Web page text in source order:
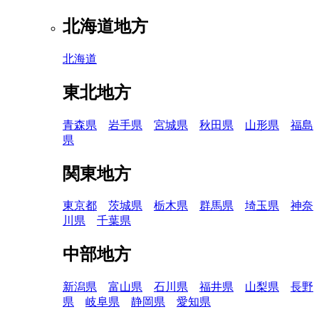
北海道地方
北海道
東北地方
青森県 岩手県 宮城県 秋田県 山形県
福島
県
関東地方
東京都 茨城県 栃木県 群馬県 埼玉県
神奈
川県
千葉県
中部地方
新潟県 富山県 石川県 福井県 山梨県
長野
県
岐阜県 静岡県 愛知県